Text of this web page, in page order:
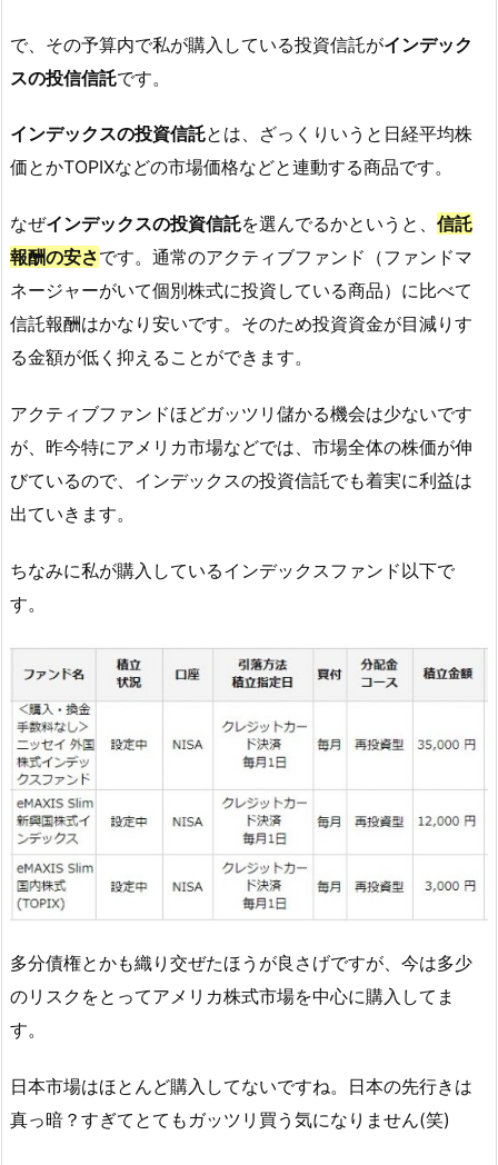
で、その予算内で私が購入している投資信託がインデック
スの投信信託です。
インデックスの投資信託とは、ざっくりいうと日経平均株
価とかTOPIXなどの市場価格などと連動する商品です。
なぜインデックスの投資信託を選んでるかというと、 信託
報酬の安さです。通常のアクティブファンド（ファンドマ
ネージャーがいて個別株式に投資している商品）に比べて
信託報酬はかなり安いです。そのため投資資金が目減りす
る金額が低く抑えることができます。
アクティブファンドほどガッツリ儲かる機会は少ないです
が、昨今特にアメリカ市場などでは、市場全体の株価が伸
びているので、インデックスの投資信託でも着実に利益は
出ていきます。
ちなみに私が購入しているインデックスファンド以下で
す。
多分債権とかも織り交ぜたほうが良さげですが、今は多少
のリスクをとってアメリカ株式市場を中心に購入してま
す。
日本市場はほとんど購入してないですね。日本の先行きは
真っ暗？すぎてとてもガッツリ買う気になりません(笑)